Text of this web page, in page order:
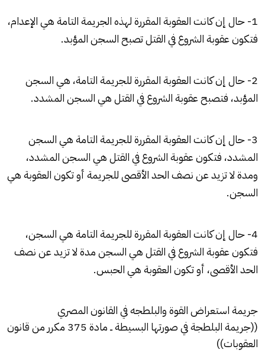
1- حال إن كانت العقوبة المقررة لهذه الجريمة التامة هي الإعدام،
فتكون عقوبة الشروع في القتل تصبح السجن المؤبد.
2- حال إن كانت العقوبة المقررة للجريمة التامة، هي السجن
المؤبد، فتصبح عقوبة الشروع في القتل هي السجن المشدد.
3- حال إن كانت العقوبة المقررة للجريمة التامة هي السجن
المشدد، فتكون عقوبة الشروع في القتل هي السجن المشدد،
ومدة لا تزيد عن نصف الحد الأقصى للجريمة أو تكون العقوبة هي
السجن.
4- حال إن كانت العقوبة المقررة للجريمة التامة هي السجن،
فتكون عقوبة الشروع في القتل هي السجن مدة لا تزيد عن نصف
الحد الأقصى، أو تكون العقوبة هي الحبس.
جريمة استعراض القوةوالبلطجهفي القانون المصري
((جريمةالبلطجة
في صورتها البسيطة ــ مادة 375 مكرر من قانون
العقوبات))